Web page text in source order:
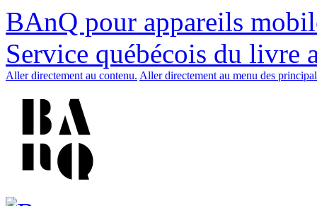
BAnQ pour appareils
Service québécois du livre
Aller directement au contenu. Aller directement au menu des